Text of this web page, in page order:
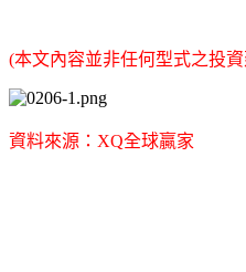
(本文內容並非任何型式之投
資料來源：XQ全球贏家